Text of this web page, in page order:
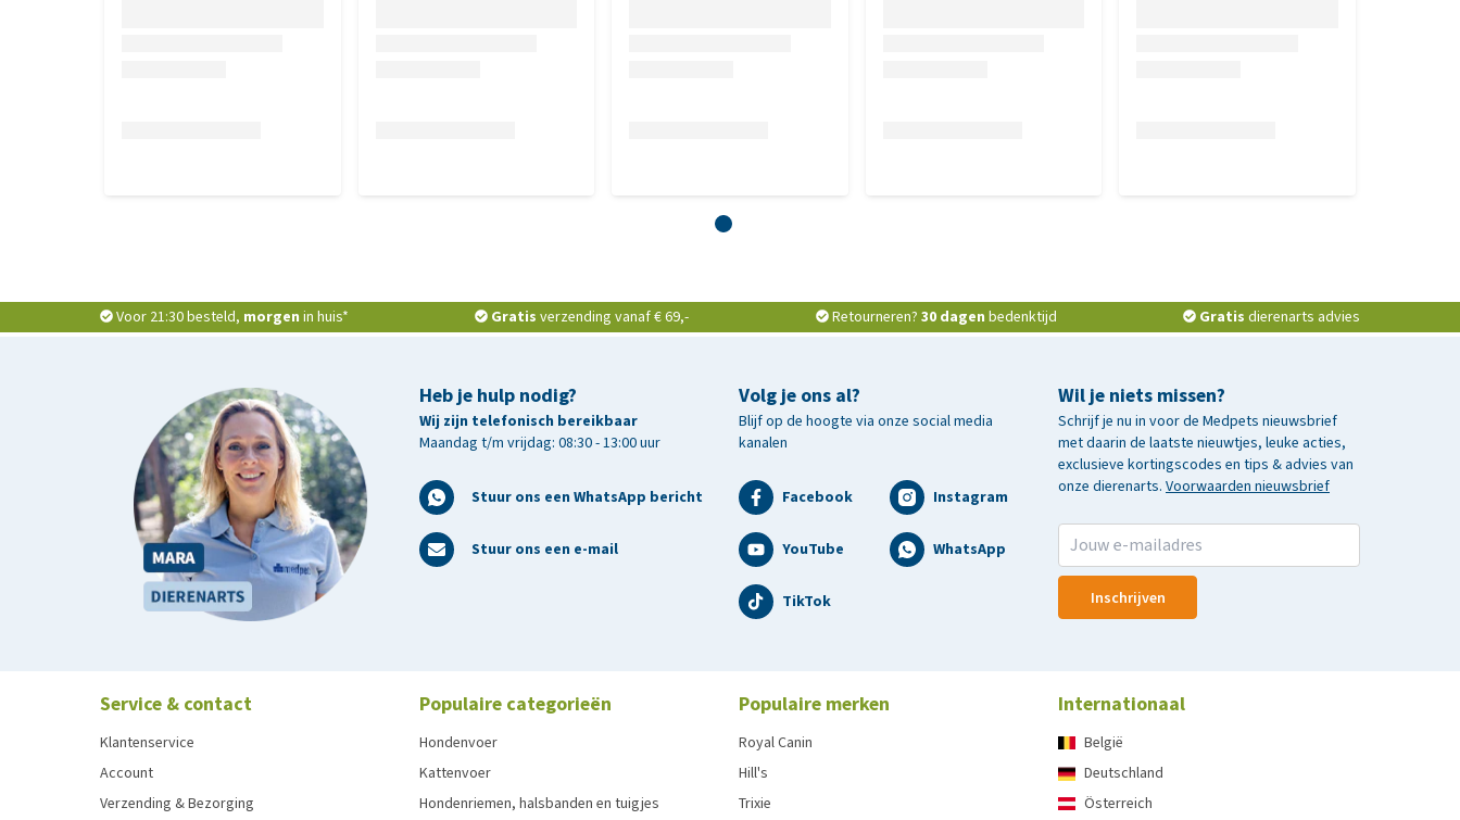
Voor 21:30 besteld, morgen in huis* Gratis verzending vanaf € 69,- Retourneren? 30 dagen bedenktijd Gratis dierenarts advies
Heb je hulp nodig?
Wij zijn telefonisch bereikbaar
Maandag t/m vrijdag: 08:30 - 13:00 uur
Stuur ons een WhatsApp bericht
Stuur ons een e-mail
Wil je niets missen?
Schrijf je nu in voor de Medpets nieuwsbrief
met daarin de laatste nieuwtjes, leuke acties,
exclusieve kortingscodes en tips & advies van
onze dierenarts. Voorwaarden nieuwsbrief
Inschrijven
Volg je ons al?
Blijf op de hoogte via onze social media
kanalen
Facebook Instagram
YouTube WhatsApp
TikTok
Service & contact
Klantenservice
Account
Verzending & Bezorging
Populaire categorieën
Hondenvoer
Kattenvoer
Hondenriemen, halsbanden en tuigjes
Populaire merken
Royal Canin
Hill's
Trixie
Internationaal
België
Deutschland
Österreich